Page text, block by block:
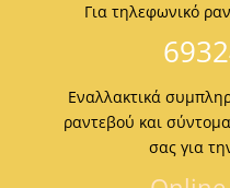
Για τηλεφωνικό
Εναλλακτικά
ραντεβού και
σας για